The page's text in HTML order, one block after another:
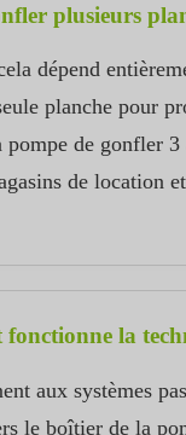
plusieurs
dépend
planche pour
pompe de gonfler
de location
fonctionne la
aux systèmes
le boîtier de la